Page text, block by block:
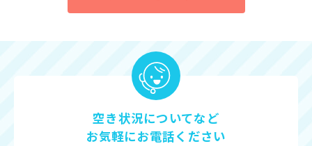
空き状況についてなど
お気軽にお電話ください